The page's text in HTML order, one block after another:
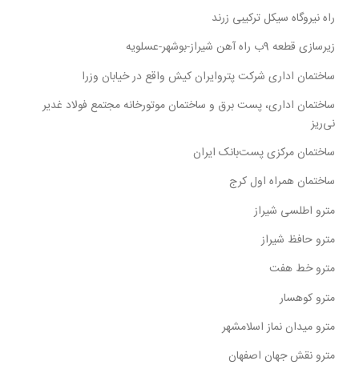
راه نیروگاه سیکل ترکیبی زرند
زیرسازی قطعه 9ب راه آهن شیراز-بوشهر-عسلویه
ساختمان اداری شرکت پتروایران کیش واقع در خیابان وزرا
ساختمان اداری، پست برق و ساختمان موتورخانه مجتمع فولاد غدیر
نی‌ریز
ساختمان مرکزی پست‌بانک ایران
ساختمان همراه اول کرج
مترو اطلسی شیراز
مترو حافظ شیراز
مترو خط هفت
مترو کوهسار
مترو میدان نماز اسلامشهر
مترو نقش جهان اصفهان